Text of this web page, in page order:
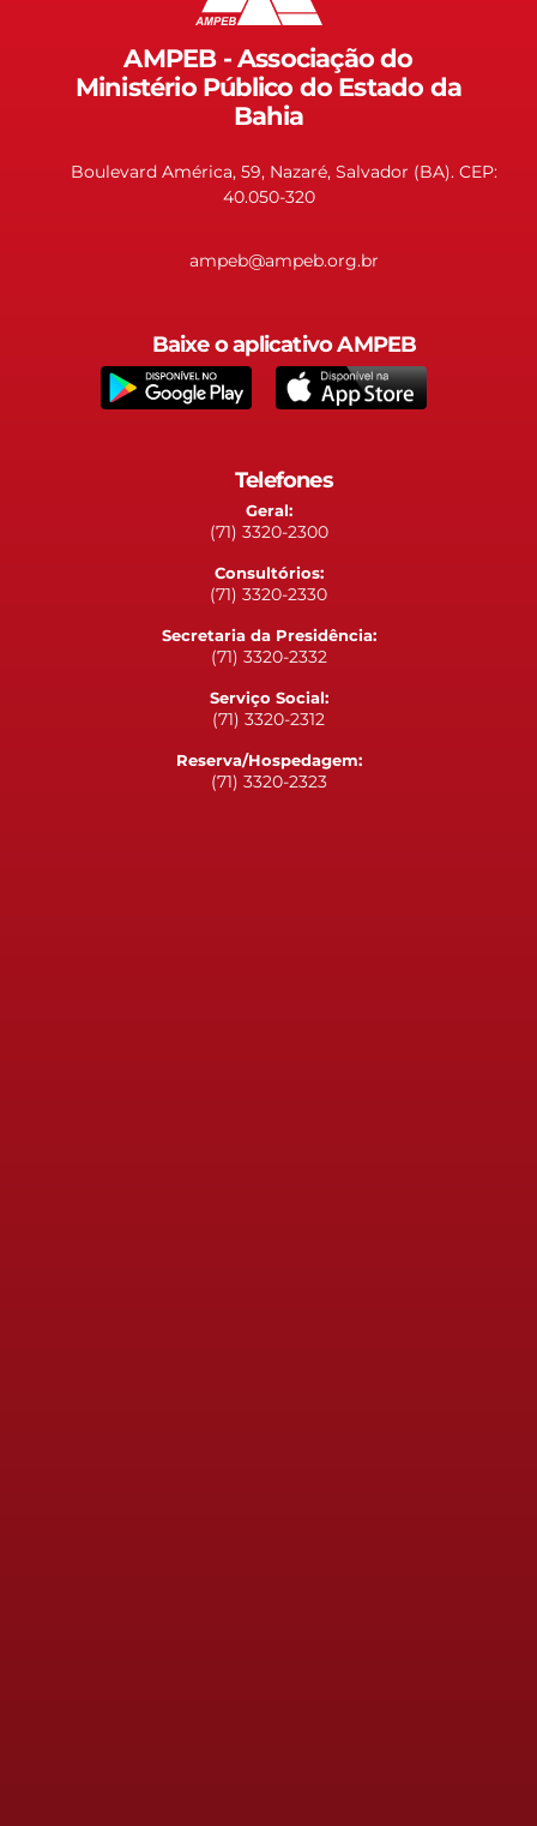
AMPEB - Associação do
Ministério Público do Estado da
Bahia
Boulevard América, 59, Nazaré, Salvador (BA). CEP:
40.050-320
ampeb@ampeb.org.br
Baixe o aplicativo AMPEB
Telefones
Geral:
(71) 3320-2300
Consultórios:
(71) 3320-2330
Secretaria da Presidência:
(71) 3320-2332
Serviço Social:
(71) 3320-2312
Reserva/Hospedagem:
(71) 3320-2323